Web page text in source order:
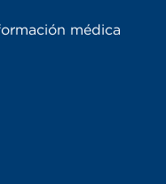
médica